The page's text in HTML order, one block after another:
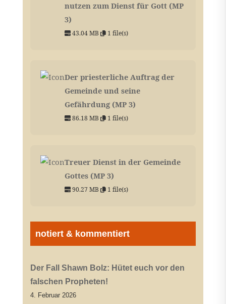
nutzen zum Dienst für Gott (MP
3)
43.04 MB 1 file(s)
Der priesterliche Auftrag der
Gemeinde und seine
Gefährdung (MP 3)
86.18 MB 1 file(s)
Treuer Dienst in der Gemeinde
Gottes (MP 3)
90.27 MB 1 file(s)
notiert & kommentiert
Der Fall Shawn Bolz: Hütet euch vor den
falschen Propheten!
4. Februar 2026